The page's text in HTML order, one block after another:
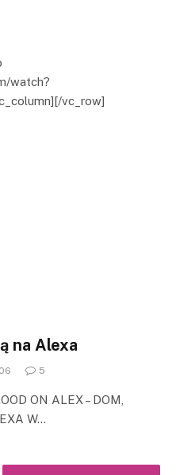
watch?
vc_row]
na Alexa
5
ON ALEX – DOM,
W…